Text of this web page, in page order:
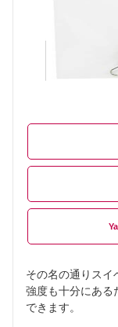
その名の通りスイ
強度も十分にある
できます。